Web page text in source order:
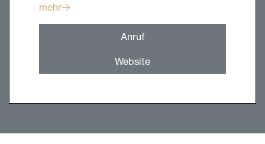
mehr
Anruf
Website